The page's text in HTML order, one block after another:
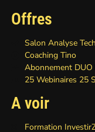
Offres
Salon Analyse
Coaching Tino
Abonnement DUO
25 Webinaires 25
A voir
Formation